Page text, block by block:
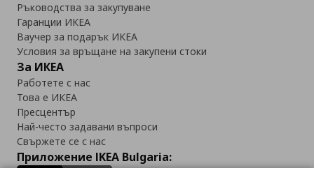
Ръководства за закупуване
Гаранции ИКЕА
Ваучер за подарък ИКЕА
Условия за връщане на закупени стоки
За ИКЕА
Работете с нас
Това е ИКЕА
Пресцентър
Най-често задавани въпроси
Свържете се с нас
Приложение IKEA Bulgaria: